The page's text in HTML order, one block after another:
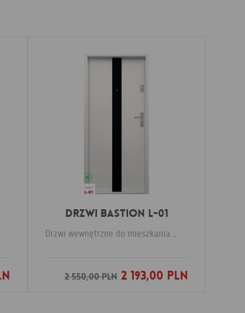
Drzwi Bastion L-01
Drzwi wewnętrzne do mieszkania
2 550,00 PLN2 193,00 PLN
Dodaj do ulubionych